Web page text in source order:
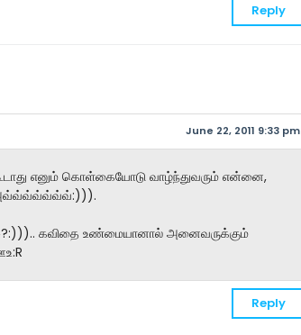
Reply
June 22, 2011 9:33 pm
எனும் கொள்கையோடு வாழ்ந்துவரும் என்னை,
கவிதை உண்மையானால் அனைவருக்கும்
Reply